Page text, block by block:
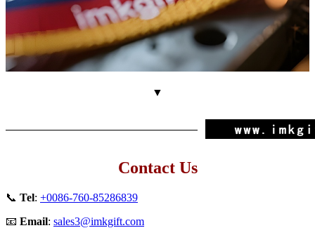
▼
Contact Us
📞 Tel: +0086-760-85286839
📧 Email: sales3@imkgift.com